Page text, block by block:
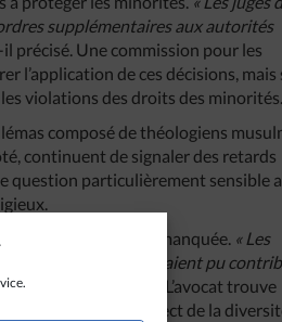
supplémentaires aux autorités
précisé. Une commission pour les
l’application de ces décisions, mais
violations des droits des minorités.
composé de théologiens
continuent de signaler des retards
question particulièrement sensible
une opportunité manquée. « Les
de réforme et auraient pu
»,
regrette-t-il. L’avocat trouve
des droits et le respect de la